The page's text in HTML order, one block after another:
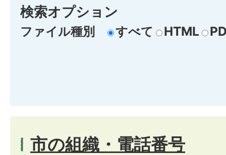
検索オプション
ファイル種別 すべて HTML
市の組織・電話番号